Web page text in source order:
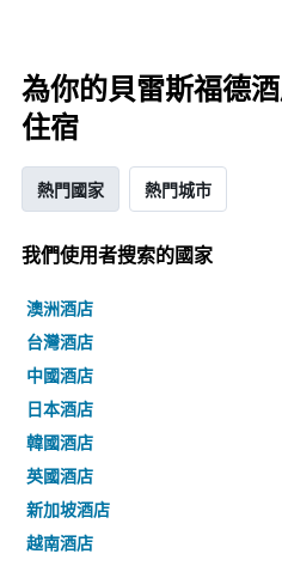
為你的貝雷斯福德
住宿
熱門國家 熱門城市
我們使用者搜索的國家
澳洲酒店
台灣酒店
中國酒店
日本酒店
韓國酒店
英國酒店
新加坡酒店
越南酒店